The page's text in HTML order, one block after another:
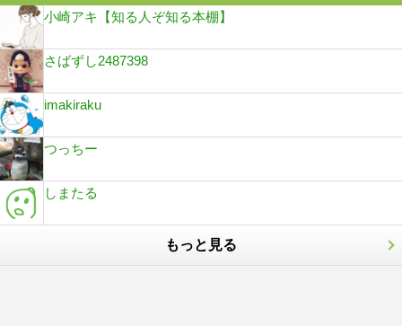
小崎アキ【知る人ぞ知る本棚】
さばずし2487398
imakiraku
つっちー
しまたる
もっと見る